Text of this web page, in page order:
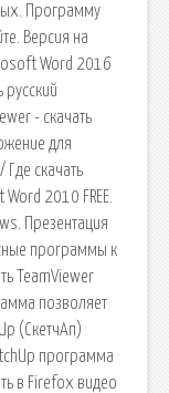
Программу
Версия на
Word 2016
русский
- скачать
для
скачать
2010 FREE.
Презентация
программы к
TeamViewer
позволяет
(СкетчАп)
программа
в Firefox видео